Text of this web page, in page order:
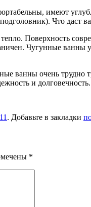
имеют
Что даст
Поверхность
Чугунные ванны
ванны очень трудно
и долговечность.
. Добавьте в закладки
*